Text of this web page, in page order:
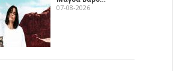
07-08-2026